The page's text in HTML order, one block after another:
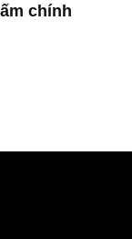
chính